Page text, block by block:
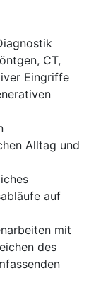
CT,
Eingriffe
Alltag und
auf
mit
des